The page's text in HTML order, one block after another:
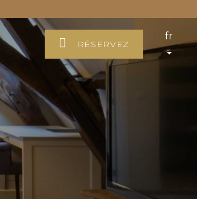
RÉSERVEZ
fr